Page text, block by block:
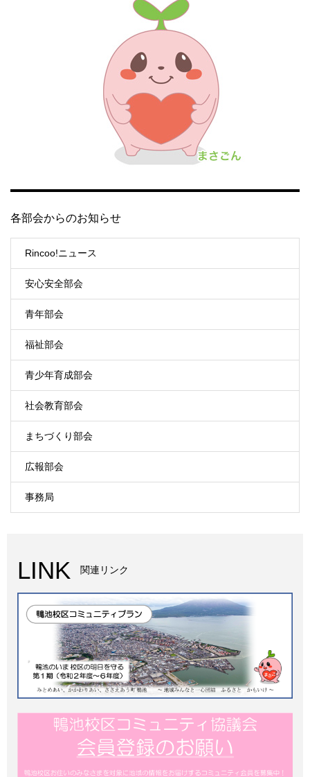
各部会からのお知らせ
Rincoo!ニュース
安心安全部会
青年部会
福祉部会
青少年育成部会
社会教育部会
まちづくり部会
広報部会
事務局
LINK 関連リンク